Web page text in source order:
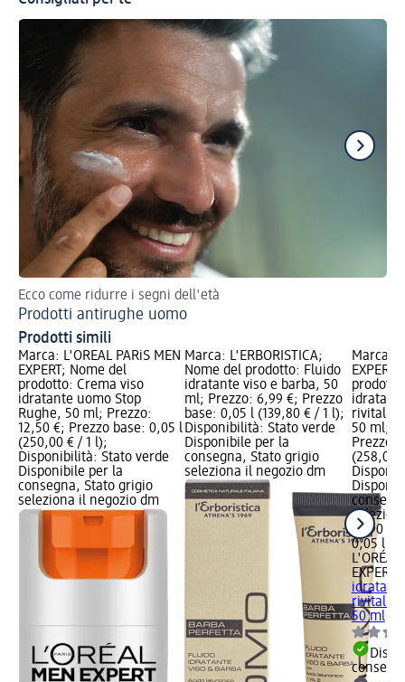
Ecco come ridurre i segni dell'età
Prodotti antirughe uomo
Prodotti simili
Marca: L'ORÉAL PARiS MEN
EXPERT; Nome del
prodotto: Crema viso
idratante uomo Stop
Rughe, 50 ml; Prezzo:
12,50 €; Prezzo base: 0,05 l
(250,00 € / 1 l);
Disponibilità: Stato verde
Disponibile per la
consegna, Stato grigio
seleziona il negozio dm
Marca: L'ERBORISTICA;
Nome del prodotto: Fluido
idratante viso e barba, 50
ml; Prezzo: 6,99 €; Prezzo
base: 0,05 l (139,80 € / 1 l);
Disponibilità: Stato verde
Disponibile per la
consegna, Stato grigio
seleziona il negozio dm
Marca:
50 ml;
Prezzo
(258,00
12,90 €
0,05 l
L'ORÉAL
EXPERT
50 ml